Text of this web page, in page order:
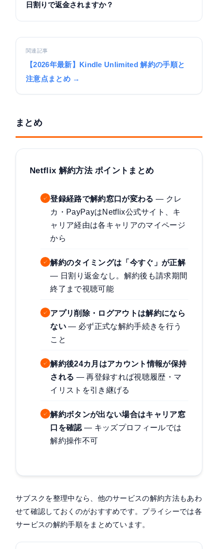
日割りで返金されますか？
関連記事
【2026年最新】Kindle Unlimited 解約の手順と
注意点まとめ →
まとめ
Netflix 解約方法 ポイントまとめ
✓ 登録経路で解約窓口が変わる — クレ
カ・PayPayはNetflix公式サイト、キ
ャリア経由は各キャリアのマイページ
から
✓ 解約のタイミングは「今すぐ」が正解
— 日割り返金なし。解約後も請求期間
終了まで視聴可能
✓
アプリ削除・ログアウトは解約になら
ない — 必ず正式な解約手続きを行う
こと
✓ 解約後24カ月はアカウント情報が保持
される — 再登録すれば視聴履歴・マ
イリストを引き継げる
✓ 解約ボタンが出ない場合はキャリア窓
口を確認— キッズプロフィールでは
解約操作不可
サブスクを整理中なら、他のサービスの解約方法もあわ
せて確認しておくのがおすすめです。プライシーでは各
サービスの解約手順をまとめています。